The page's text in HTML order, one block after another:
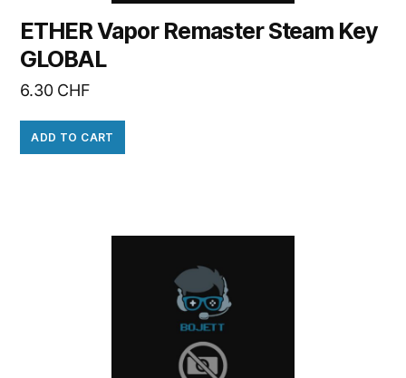
ETHER Vapor Remaster Steam Key
GLOBAL
6.30 CHF
ADD TO CART